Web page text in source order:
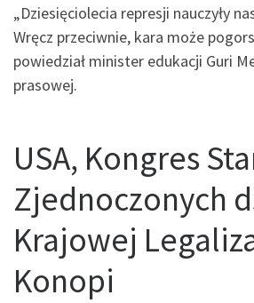
„Dziesięciolecia represji nauczyły
Wręcz przeciwnie, kara może
powiedział minister edukacji Guri
prasowej.
USA, Kongres
Zjednoczonych
Krajowej
Konopi